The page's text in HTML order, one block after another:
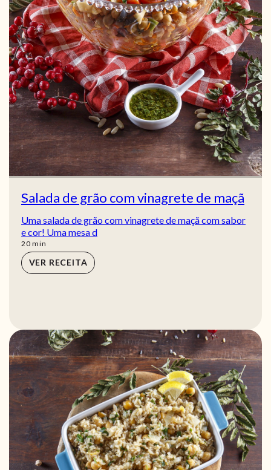
Salada de grão com vinagrete de maçã
Uma salada de grão com vinagrete de maçã com sabor
e cor! Uma mesa d
20min
min
VER RECEITA